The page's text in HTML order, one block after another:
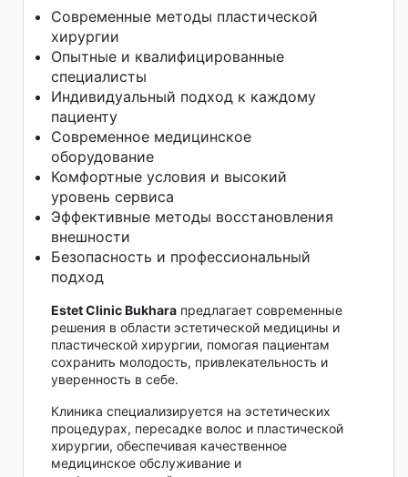
Современные методы пластической
хирургии
Опытные и квалифицированные
специалисты
Индивидуальный подход к каждому
пациенту
Современное медицинское
оборудование
Комфортные условия и высокий
уровень сервиса
Эффективные методы восстановления
внешности
Безопасность и профессиональный
подход
Estet Clinic Bukhara предлагает современные
решения в области эстетической медицины и
пластической хирургии, помогая пациентам
сохранить молодость, привлекательность и
уверенность в себе.
Клиника специализируется на эстетических
процедурах, пересадке волос и пластической
хирургии, обеспечивая качественное
медицинское обслуживание и